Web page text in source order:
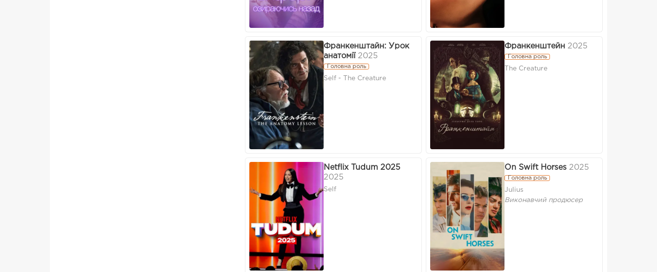
Франкенштайн: Урок
анатомії 2025
Головна роль
Self - The Creature
Франкенштейн 2025
Головна роль
The Creature
Netflix Tudum 2025
2025
Self
On Swift Horses 2025
Головна роль
Julius
Виконавчий продюсер